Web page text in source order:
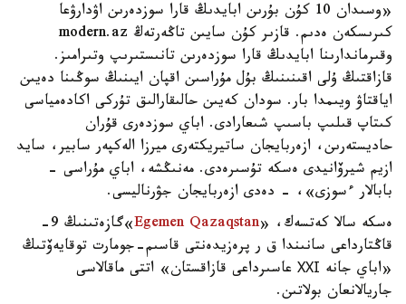
«وسىدان 10 كۇن بۇرىن ابايدىڭ قارا سوزدەرىن اۋدارۋعا
كىرىسكەن ەدىم. قازىر كۇن سايىن تاڭەرتەڭ modern.az
وقىرماندارىنا ابايدىڭ قارا سوزدەرىن تانىستىرىپ وتىرامىز.
قازاقتىڭ ۇلى اقىنىنىڭ بۇل مۇراسىن اقپان ايىنىڭ سوڭىنا دەيىن
اياقتاۋ ويىمدا بار. سودان كەيىن حالىقارالىق تۇركى اكادەمياسى
كىتاپ قىلىپ باسىپ شىعارادى. اباي سوزدەرى قۇران
حاديستەرىن، ازەربايجان ساتيريكتەرى ميرزا الەكپەر سابير، سايد
ازيم شيرۆانيدى ەسكە تۇسىرەدى. مەنىڭشە، اباي مۇراسى -
بابالار ءسوزى»، - دەدى ازەربايجان جۋرناليسى.
ەسكە سالا كەتسەك، «Egemen Qazaqstan
»گازەتىنىڭ 9-
قاڭتارداعى سانىندا ق ر پرەزيدەنتى قاسىم-جومارت توقايەۆتىڭ
«اباي جانە ХХІ عاسىرداعى قازاقستان» اتتى ماقالاسى
جاريالانعان بولاتىن.